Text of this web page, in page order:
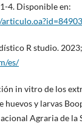
4. Disponible en:
R studio.
es/
in vitro de los
huevos y larvas
Agraria de la